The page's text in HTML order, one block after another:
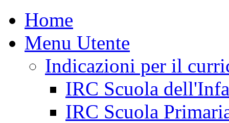
Home
Menu Utente
Indicazioni per il
IRC Scuola
IRC Scuola